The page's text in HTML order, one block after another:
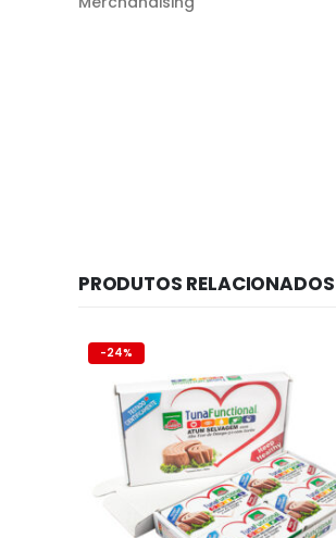
PRODUTOS RELACIONADOS
-24%